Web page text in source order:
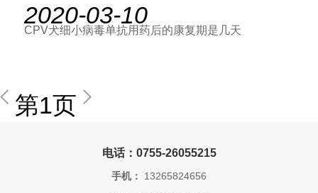
2020-03-10
CPV犬细小病毒单抗用药后的康复期是几天
第1页
电话：0755-26055215
手机： 13265824656